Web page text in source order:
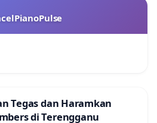
Tegas dan Haramkan
di Terengganu